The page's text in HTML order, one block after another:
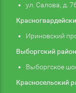
ул. Салова, д.
Ириновский
Выборгский район
Выборгское
Красносельский